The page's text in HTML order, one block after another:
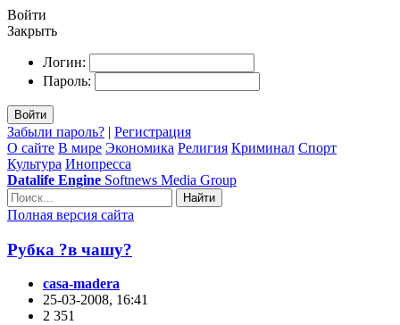
Войти
Закрыть
Логин:
Пароль:
Войти
Забыли пароль? | Регистрация
О сайте В мире Экономика Религия Криминал Спорт
Культура Инопресса
Datalife Engine Softnews Media Group
Найти
Полная версия сайта
Рубка ?в чашу?
casa-madera
25-03-2008, 16:41
2 351